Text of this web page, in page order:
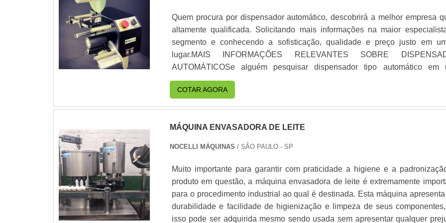
própria. Todos esses fatores, agregados a uma equipe com
proativos e técnicos especializados e capacitados para a realização de
dentro e fora da empresa, garantem a melhor experiência para os clientes
qualidade..
Quem procura por dispensador automático, descobrirá a melhor empresa
altamente qualificada. Solicitando mais informações na maior
segmento e conhecendo a sofisticação, qualidade e preço justo em
lugar.MAIS INFORMAÇÕES RELEVANTES SOBRE
AUTOMÁTICOSe alguém pesquisar dispensador tipo automático em
empresa inovadora, consegue encontrar o site da Berteck Máquinas
Com grande expressão de mercado quando o assunto é
dispensadores de rótulos e etiquetas, garantindo a satisfação da venda à
automático, deve-se ter a exatidão em orçar com empresas que prezam
produtos e serviços que tenham ótima qualidade e precisão, pontos
deixando a desejar nos outros fatores.Existem muitas formas
demonstrar conhecimento e autoridade em sua área de atuação. Os
pelos quais a Berteck Máquinas Industriais é a escolha certa quando
por dispensador tipo automático: Colaboradores proativos; Profissionais
vasta experiência na área de atuação; Trabalhadores de alta qualidade;
COTAR AGORA
MÁQUINA ENVASADORA DE LEITE
NOCELLI MÁQUINAS / SÃO PAULO - SP
Muito importante para garantir com praticidade a higiene e a
produto em questão, a máquina envasadora de leite é extremamente
para o procedimento industrial ao qual é destinada. Esta máquina
durabilidade e facilidade de higienização e limpeza de seus
isso pode ser adquirida mesmo sendo usada sem apresentar qualquer